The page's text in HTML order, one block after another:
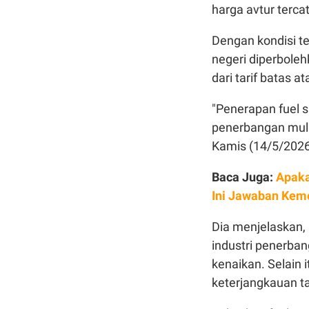
harga avtur
Dengan kondisi
negeri
dari tarif batas
"Penerapan fuel
penerbangan
Kamis (14/5/
Baca Juga:
Ini Jawaban
Dia
industri
kenaikan. Selain
keterjangkauan